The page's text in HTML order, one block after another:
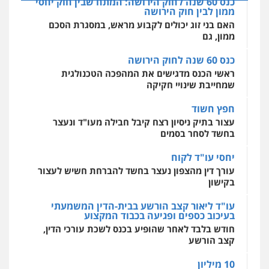
מרכז התחלה חדשה
אסירים עבירות מין
לעורכי דין
מאיה בלום, עו"ס, טיפול ושיקום
טיפול בהתמכרויות
לעורכי דין
עו"ד ד"ר אבי שקד
עבירות כלכליות
עבירות פליליות
0544385337
איתי חקירות – שירותים לעורכי דין
חקירות פרטיות חקירות כלכליות
אישות
איתורים
ממון לבין חוק הירושה
האם בני זוג יכולים לקבוע מראש, במסגרת הסכם
ממון, גם
כנס 60 שנה לחוק הירושה
ראשי הכנס מדגישים את המהפכה הטכנולגית
שמחייבת שינויי חקיקה
חפץ חשוד
עצור בתיק ניסיון רצח קיבל חבילה מעו"ד ונעצר
בחשד לסחר בסמים
יחסי עו"ד לקוח
עורך דין מהצפון נעצר בחשד להברחת חשיש לעצור
בקישון
עו"ד ליאור קצב הורשע בבית-הדין המשמעתי
בעיכוב כספים ופגיעה בכבוד המקצוע
חודש בלבד לאחר שהופיע בכנס לשכת עורכי הדין,
קצב הורשע
10 מיליון